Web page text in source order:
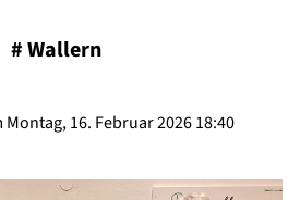
#Wallern
16. Februar 2026 18:40